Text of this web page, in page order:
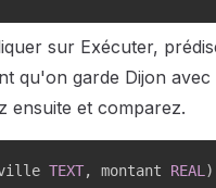
sur Exécuter,
qu'on garde Dijon
ensuite et comparez.
TEXT, montant REAL )